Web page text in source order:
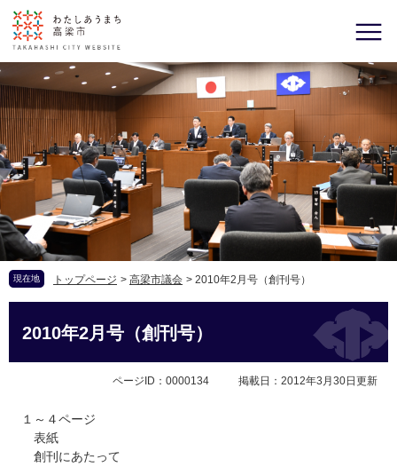
現在地 トップページ > 高梁市議会 > 2010年2月号（創刊号）
2010年2月号（創刊号）
ページID：0000134 掲載日：2012年3月30日更新
１～４ページ
表紙
創刊にあたって